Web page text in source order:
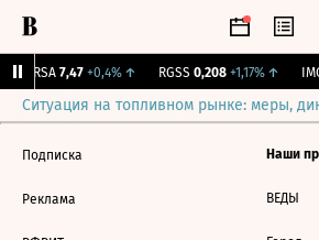
ARSA 7,47 +0,4%↑ RGSS 0,208 +1,17%↑
Ситуация на топливном рынке: меры,
Подписка
Реклама
Наши
ВЕДЫ